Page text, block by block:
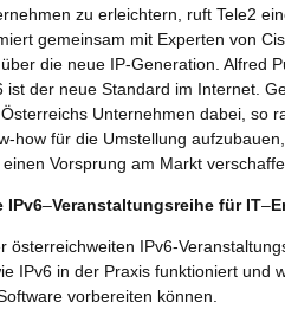
zu erleichtern, ruft Tele2
gemeinsam mit Experten von
die neue IP-Generation. Alfred
ist der neue Standard im Internet.
Unternehmen dabei, so
how für die Umstellung
Vorsprung am Markt
IPv6–Veranstaltungsreihe für IT–
österreichweiten IPv6-
IPv6 in der Praxis funktioniert und
vorbereiten können.